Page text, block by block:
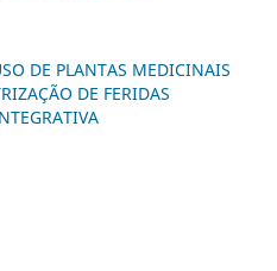
DE PLANTAS MEDICINAIS
DE FERIDAS